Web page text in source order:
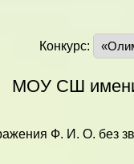
Конкурс:
МОУ СШ имени
Ф. И. О. без